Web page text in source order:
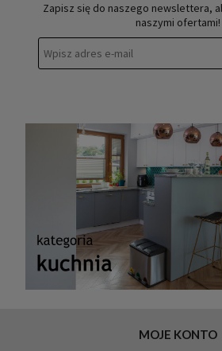
Zapisz się do naszego newslettera,
naszymi ofertami!
MOJE KONTO